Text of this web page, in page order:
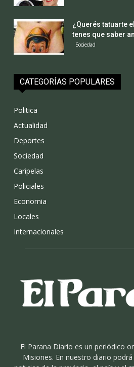
¿Querés tatuarte
tenes que saber
Sociedad
CATEGORÍAS POPULARES
Politica
Actualidad
Deportes
Sociedad
Caripelas
Policiales
Economia
Locales
Internacionales
El Parana Diario es un periódico
Misiones. En nuestro diario